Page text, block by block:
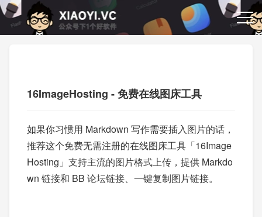
16ImageHosting - 免费在线图床工具
如果你习惯用 Markdown 写作需要插入图片的话，
推荐这个免费无需注册的在线图床工具「16Image
Hosting」支持主流的图片格式上传，提供 Markdo
wn 链接和 BB 论坛链接、一键复制图片链接。